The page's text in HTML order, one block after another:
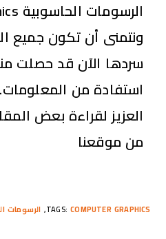
ونتمنى أن تكون جميع
سردها الآن قد حصلت
استفادة من
العزيز لقراءة بعض
من موقعنا
TAGS:COMPUTER GRAPHICS
, الرسومات